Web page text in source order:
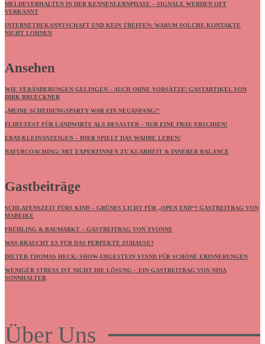
MELDEVERHALTEN IN DER KENNENLERNPHASE – SIGNALE WERDEN OFT
VERKANNT
INTERNETBEKANNTSCHAFT UND KEIN TREFFEN: WARUM SOLCHE KONTAKTE
NICHT LOHNEN
Ansehen
WIE VERÄNDERUNGEN GELINGEN – AUCH OHNE VORSÄTZE! GASTARTIKEL VON
DIRK BRUECKNER
„MEINE SCHEIDUNGSPARTY WAR EIN NEUANFANG!“
FLIRT-FEST FÜR LANDWIRTE ALS DESASTER – NUR EINE FRAU ERSCHIEN!
EBAY-KLEINANZEIGEN – HIER SPIELT DAS WAHRE LEBEN!
NATURCOACHING: MIT EXPERTINNEN ZU KLARHEIT & INNERER BALANCE
Gastbeiträge
SCHLAFENSZEIT FÜRS KIND – GRÜNES LICHT FÜR „OPEN END“? GASTBEITRAG VON
MAREIKE
FRÜHLING & BAUMARKT – GASTBEITRAG VON YVONNE
WAS BRAUCHT ES FÜR DAS PERFEKTE ZUHAUSE?
DIETER-THOMAS HECK: SHOW-URGESTEIN STAND FÜR SCHÖNE ERINNERUNGEN
WENIGER STRESS IST NICHT DIE LÖSUNG – EIN GASTBEITRAG VON NINA
SONNHALTER
Über Uns